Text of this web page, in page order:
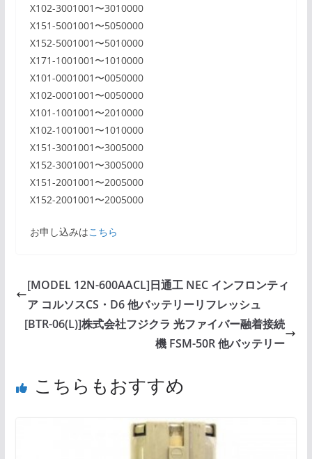
X102-3001001〜3010000
X151-5001001〜5050000
X152-5001001〜5010000
X171-1001001〜1010000
X101-0001001〜0050000
X102-0001001〜0050000
X101-1001001〜2010000
X102-1001001〜1010000
X151-3001001〜3005000
X152-3001001〜3005000
X151-2001001〜2005000
X152-2001001〜2005000
お申し込みはこちら
[MODEL 12N-600AACL]日通工 NEC インフロンティ
ア コルソスCS・D6 他バッテリーリフレッシュ
[BTR-06(L)]株式会社フジクラ 光ファイバー融着接続
機 FSM-50R 他バッテリー
こちらもおすすめ